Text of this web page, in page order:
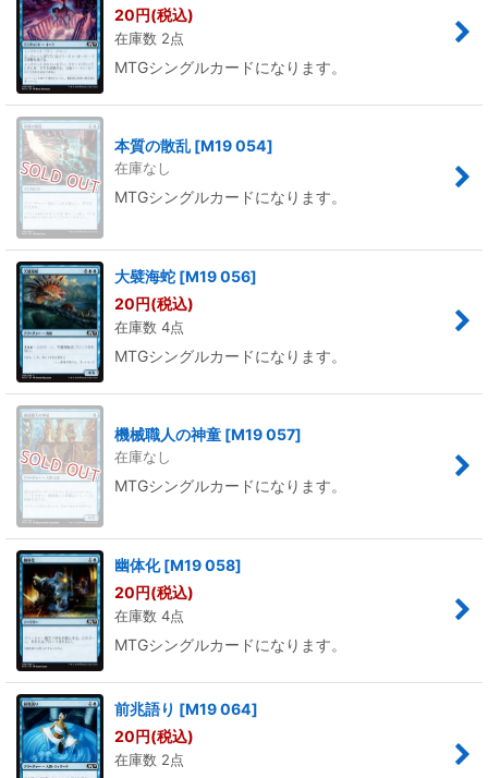
20円(税込)
在庫数 2点
MTGシングルカードになります。
本質の散乱 [M19 054]
在庫なし
MTGシングルカードになります。
大襞海蛇 [M19 056]
20円(税込)
在庫数 4点
MTGシングルカードになります。
機械職人の神童 [M19 057]
在庫なし
MTGシングルカードになります。
幽体化 [M19 058]
20円(税込)
在庫数 4点
MTGシングルカードになります。
前兆語り [M19 064]
20円(税込)
在庫数 2点